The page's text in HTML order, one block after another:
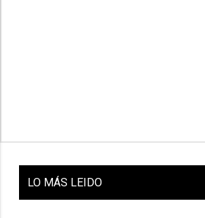
LO MÁS LEIDO